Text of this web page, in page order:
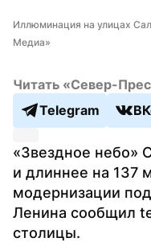
Иллюминация на улицах
Медиа»
Читать «Север-
Telegram
«Звездное небо»
и длиннее на 137
модернизации
Ленина сообщил
столицы.